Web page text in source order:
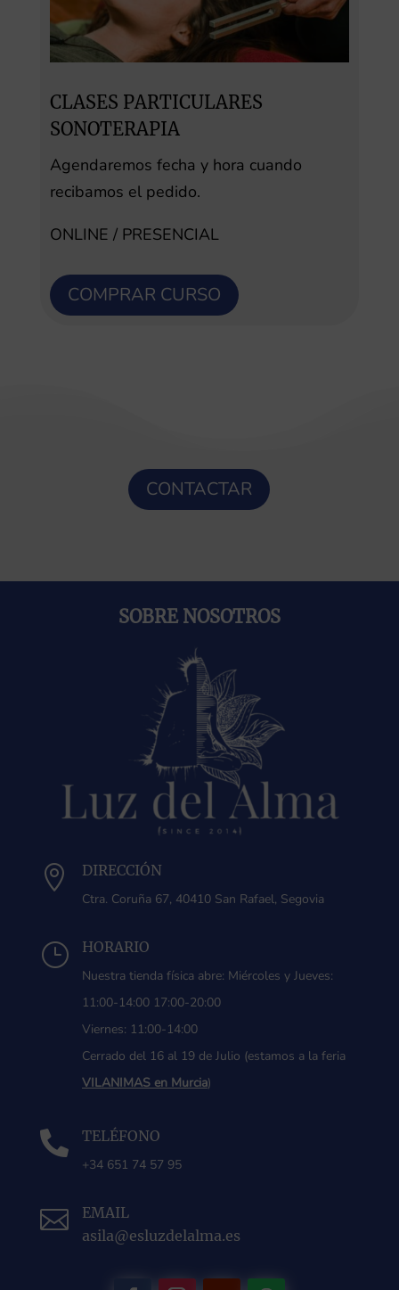
CLASES PARTICULARES
SONOTERAPIA
Agendaremos fecha y hora cuando
recibamos el pedido.
ONLINE / PRESENCIAL
COMPRAR CURSO
CONTACTAR
SOBRE NOSOTROS
 DIRECCIÓN
Ctra. Coruña 67, 40410 San Rafael, Segovia
} HORARIO
Nuestra tienda física abre: Miércoles y Jueves:
11:00-14:00 17:00-20:00
Viernes: 11:00-14:00
Cerrado del 16 al 19 de Julio (estamos a la feria
VILANIMAS en Murcia)
 TELÉFONO
+34 651 74 57 95

EMAIL
asila@esluzdelalma.es